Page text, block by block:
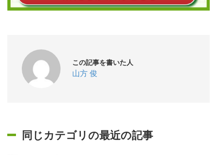
この記事を書いた人
山方 俊
同じカテゴリの最近の記事